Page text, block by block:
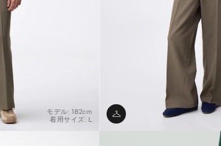
モデル: 182cm
着用サイズ: L